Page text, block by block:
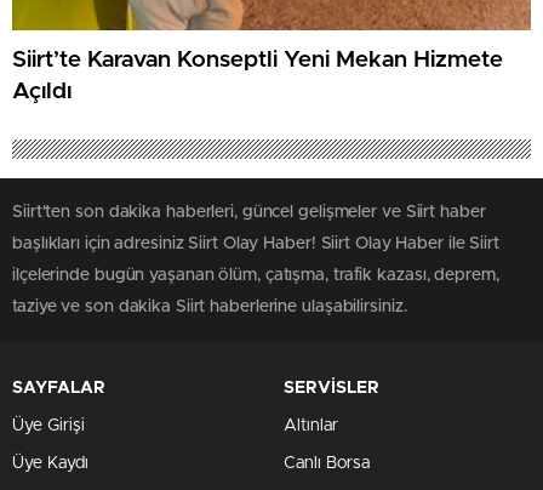
Siirt’te Karavan Konseptli Yeni Mekan Hizmete
Açıldı
Siirt'ten son dakika haberleri, güncel gelişmeler ve Siirt haber
başlıkları için adresiniz Siirt Olay Haber! Siirt Olay Haber ile Siirt
ilçelerinde bugün yaşanan ölüm, çatışma, trafik kazası, deprem,
taziye ve son dakika Siirt haberlerine ulaşabilirsiniz.
SAYFALAR
Üye Girişi
Üye Kaydı
SERVİSLER
Altınlar
Canlı Borsa